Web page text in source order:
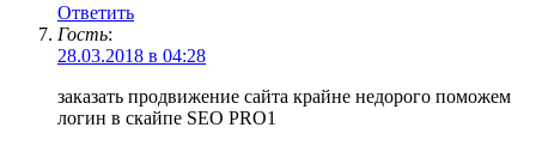
Ответить
Гость:
28.03.2018 в 04:28
заказать продвижение сайта крайне недорого поможем
логин в скайпе SEO PRO1